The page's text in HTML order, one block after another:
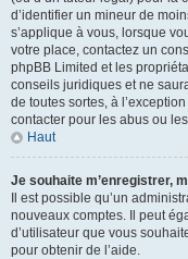
d’identifier un mineur de
s’applique à vous, lorsque
votre place, contactez un
phpBB Limited et les
conseils juridiques et ne
de toutes sortes, à
contacter pour les abus ou
Haut
Je souhaite m’enregistrer,
Il est possible qu’un
nouveaux comptes. Il peut
d’utilisateur que vous
pour obtenir de l’aide.